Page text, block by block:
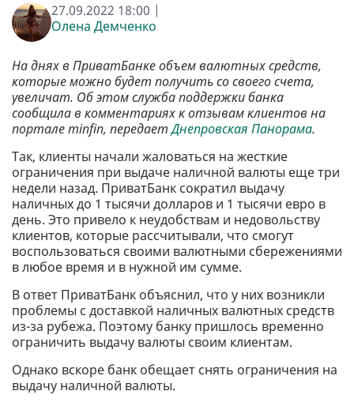
27.09.2022 18:00 |
Олена Демченко
На днях в ПриватБанке объем валютных средств,
которые можно будет получить со своего счета,
увеличат. Об этом служба поддержки банка
сообщила в комментариях к отзывам клиентов на
портале minfin, передаетДнепровская Панорама.
Так, клиенты начали жаловаться на жесткие
ограничения при выдаче наличной валюты еще три
недели назад. ПриватБанк сократил выдачу
наличных до 1 тысячи долларов и 1 тысячи евро в
день. Это привело к неудобствам и недовольству
клиентов, которые рассчитывали, что смогут
воспользоваться своими валютными сбережениями
в любое время и в нужной им сумме.
В ответ ПриватБанк объяснил, что у них возникли
проблемы с доставкой наличных валютных средств
из-за рубежа. Поэтому банку пришлось временно
ограничить выдачу валюты своим клиентам.
Однако вскоре банк обещает снять ограничения на
выдачу наличной валюты.